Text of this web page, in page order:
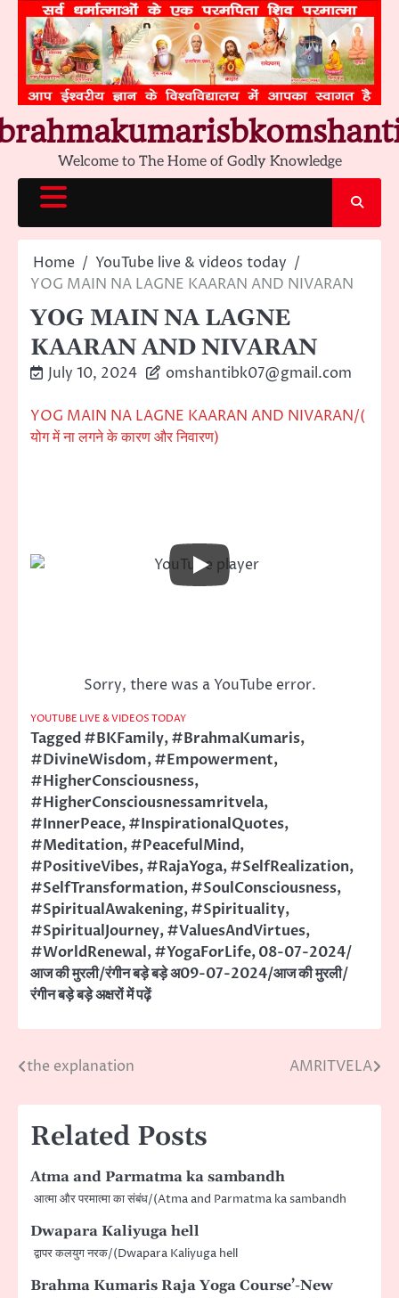
content
Welcome to The Home of Godly Knowledge
Home
YouTube live & videos today
YOG MAIN NA LAGNE KAARAN AND NIVARAN
YOG MAIN NA LAGNE
KAARAN AND NIVARAN
July 10, 2024 omshantibk07@gmail.com
YOG MAIN NA LAGNE KAARAN AND NIVARAN/(
योग में ना लगने के कारण और निवारण)
Sorry, there was a YouTube error.
YOUTUBE LIVE & VIDEOS TODAY
Tagged#BKFamily,#BrahmaKumaris,
#DivineWisdom,#Empowerment,
#HigherConsciousness,
#HigherConsciousnessamritvela,
#InnerPeace,#InspirationalQuotes,
#Meditation,#PeacefulMind,
#PositiveVibes,#RajaYoga,#SelfRealization,
#SelfTransformation,#SoulConsciousness,
#SpiritualAwakening,#Spirituality,
#SpiritualJourney,#ValuesAndVirtues,
#WorldRenewal,#YogaForLife,08-07-2024/
आज की मुरली/रंगीन बड़े बड़े अ09-07-2024/आज की मुरली/
रंगीन बड़े बड़े अक्षरों में पढ़ें
Post
navigation
the explanation AMRITVELA
Related Posts
Atma and Parmatma ka sambandh
आत्मा और परमात्मा का संबंध/(Atma and Parmatma ka sambandh
Dwapara Kaliyuga hell
द्वापर कलयुग नरक/(Dwapara Kaliyuga hell
Brahma Kumaris Raja Yoga Course’-New